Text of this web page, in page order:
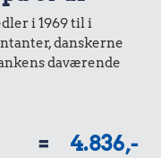
i 1969 til i
danskerne
daværende
= 4.836,-